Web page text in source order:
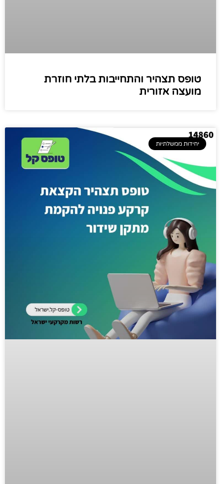
טופס תצהיר והתחייבות בלתי חוזרת
מועצה אזורית
יחידות ממשלתיות